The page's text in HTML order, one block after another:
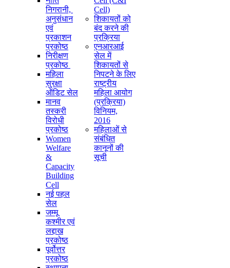
निगरानी, ​​
अनुसंधान
एवं
प्रकाशन
प्रकोष्ठ
निरीक्षण
प्रकोष्ठ
महिला
सुरक्षा
ऑडिट सेल
मानव
तस्करी
विरोधी
प्रकोष्ठ
Women
Welfare
&
Capacity
Building
Cell
नई पहल
सेल
जम्मू
कश्मीर एवं
लद्दाख
प्रकोष्ठ
पूर्वोत्तर
प्रकोष्ठ
Cell)
शिकायतों को
बंद करने की
प्रक्रिया
एनआरआई
सेल में
शिकायतों से
निपटने के लिए
राष्ट्रीय
महिला आयोग
(प्रक्रिया)
विनियम,
2016
महिलाओं से
संबंधित
कानूनों की
सूची